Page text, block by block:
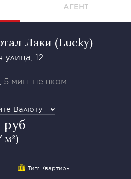
АГЕНТ
Лаки (Lucky)
улица, 12
5 мин. пешком
Валюту
руб
м²)
Тип: Квартиры